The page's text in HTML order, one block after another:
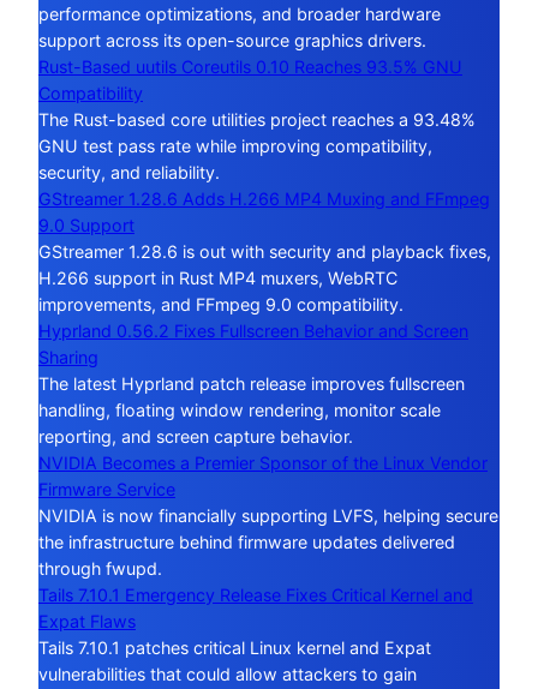
performance optimizations, and broader hardware
support across its open-source graphics drivers.
Rust-Based uutils Coreutils 0.10 Reaches 93.5% GNU
Compatibility
The Rust-based core utilities project reaches a 93.48%
GNU test pass rate while improving compatibility,
security, and reliability.
GStreamer 1.28.6 Adds H.266 MP4 Muxing and FFmpeg
9.0 Support
GStreamer 1.28.6 is out with security and playback fixes,
H.266 support in Rust MP4 muxers, WebRTC
improvements, and FFmpeg 9.0 compatibility.
Hyprland 0.56.2 Fixes Fullscreen Behavior and Screen
Sharing
The latest Hyprland patch release improves fullscreen
handling, floating window rendering, monitor scale
reporting, and screen capture behavior.
NVIDIA Becomes a Premier Sponsor of the Linux Vendor
Firmware Service
NVIDIA is now financially supporting LVFS, helping secure
the infrastructure behind firmware updates delivered
through fwupd.
Tails 7.10.1 Emergency Release Fixes Critical Kernel and
Expat Flaws
Tails 7.10.1 patches critical Linux kernel and Expat
vulnerabilities that could allow attackers to gain